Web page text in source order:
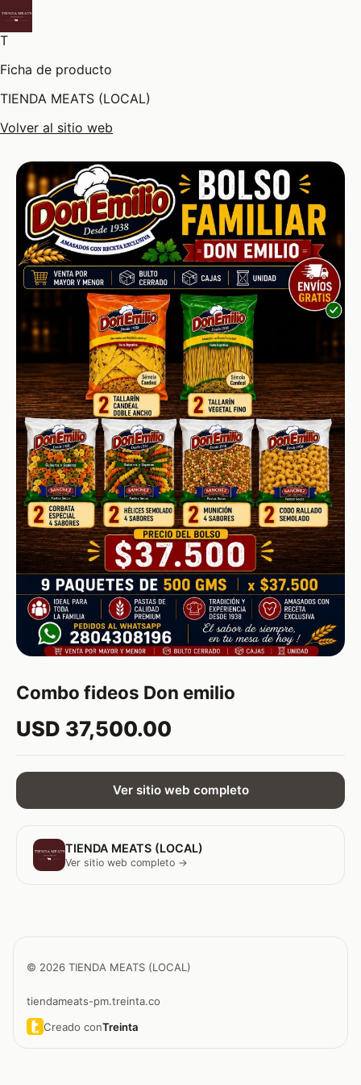
T
Ficha de producto
TIENDA MEATS (LOCAL)
Volver al sitio web
Combo fideos Don emilio
USD 37,500.00
Ver sitio web completo
TIENDA MEATS (LOCAL)
Ver sitio web completo →
© 2026 TIENDA MEATS (LOCAL)
tiendameats-pm.treinta.co
Creado conTreinta